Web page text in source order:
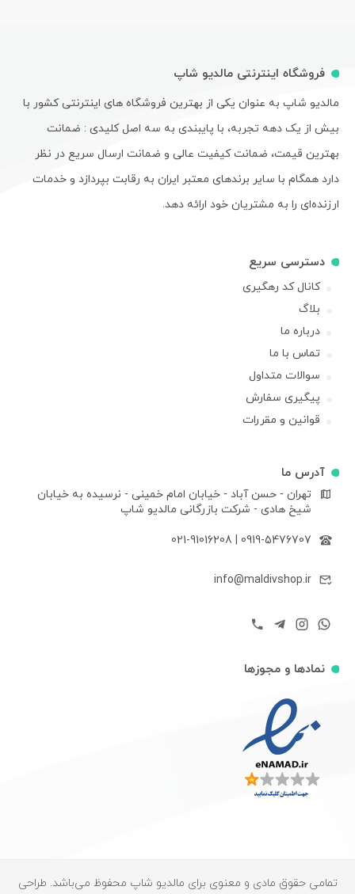
فروشگاه اینترنتی مالدیو شاپ
مالدیو شاپ به عنوان یکی از بهترین فروشگاه های اینترنتی کشور با
بیش از یک دهه تجربه، با پایبندی به سه اصل کلیدی : ضمانت
بهترین قیمت، ضمانت کیفیت عالی و ضمانت ارسال سریع در نظر
دارد همگام با سایر برندهای معتبر ایران به رقابت بپردازد و خدمات
ارزنده‌ای را به مشتریان خود ارائه دهد.
دسترسی سریع
کانال کد رهگیری
بلاگ
درباره ما
تماس با ما
سوالات متداول
پیگیری سفارش
قوانین و مقررات
آدرس ما
تهران - حسن آباد - خیابان امام خمینی - نرسیده به خیابان
شیخ هادی - شرکت بازرگانی مالدیو شاپ
0919-5476707
021-91016208
info@maldivshop.ir
نمادها و مجوزها
تمامی حقوق مادی و معنوی برای مالدیو شاپ محفوظ می‌باشد. طراحی